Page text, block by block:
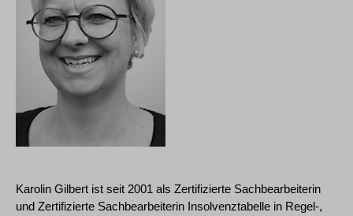
Karolin Gilbert ist seit 2001 als Zertifizierte Sachbearbeiterin
und Zertifizierte Sachbearbeiterin Insolvenztabelle in Regel-,